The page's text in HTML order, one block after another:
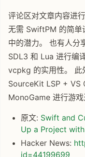
评论区对文章内容进
无需 SwiftPM 的简单
中的潜力。 也有人分
SDL3 和 Lua 进行编
vcpkg 的实用性。 此
SourceKit LSP + VS
MonoGame 进行游戏
原文: Swift and
Up a Project
Hacker News:
id=44199699